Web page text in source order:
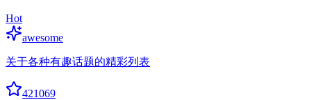
Hot
awesome
关于各种有趣话题的精彩列表
421069